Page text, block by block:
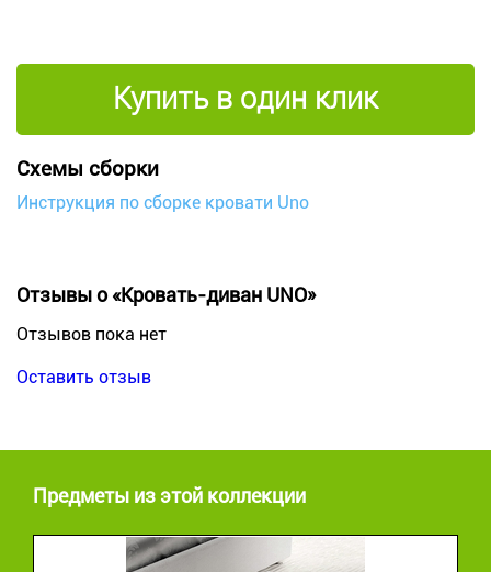
Купить в один клик
Схемы сборки
Инструкция по сборке кровати Uno
Отзывы о «Кровать-диван UNO»
Отзывов пока нет
Оставить отзыв
Предметы из этой коллекции